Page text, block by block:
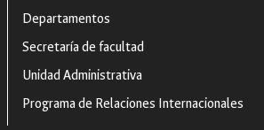
Departamentos
Secretaría de facultad
Unidad Administrativa
Programa de Relaciones Internacionales